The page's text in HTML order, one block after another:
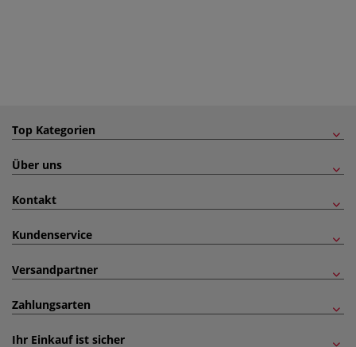
Top Kategorien
Über uns
Kontakt
Kundenservice
Versandpartner
Zahlungsarten
Ihr Einkauf ist sicher